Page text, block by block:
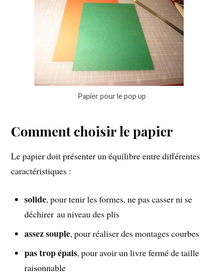
Papier pour le pop up
Comment choisir le papier
Le papier doit présenter un équilibre entre différentes
caractéristiques :
solide, pour tenir les formes, ne pas casser ni se
déchirer au niveau des plis
assez souple, pour réaliser des montages courbes
pas trop épais, pour avoir un livre fermé de taille
raisonnable